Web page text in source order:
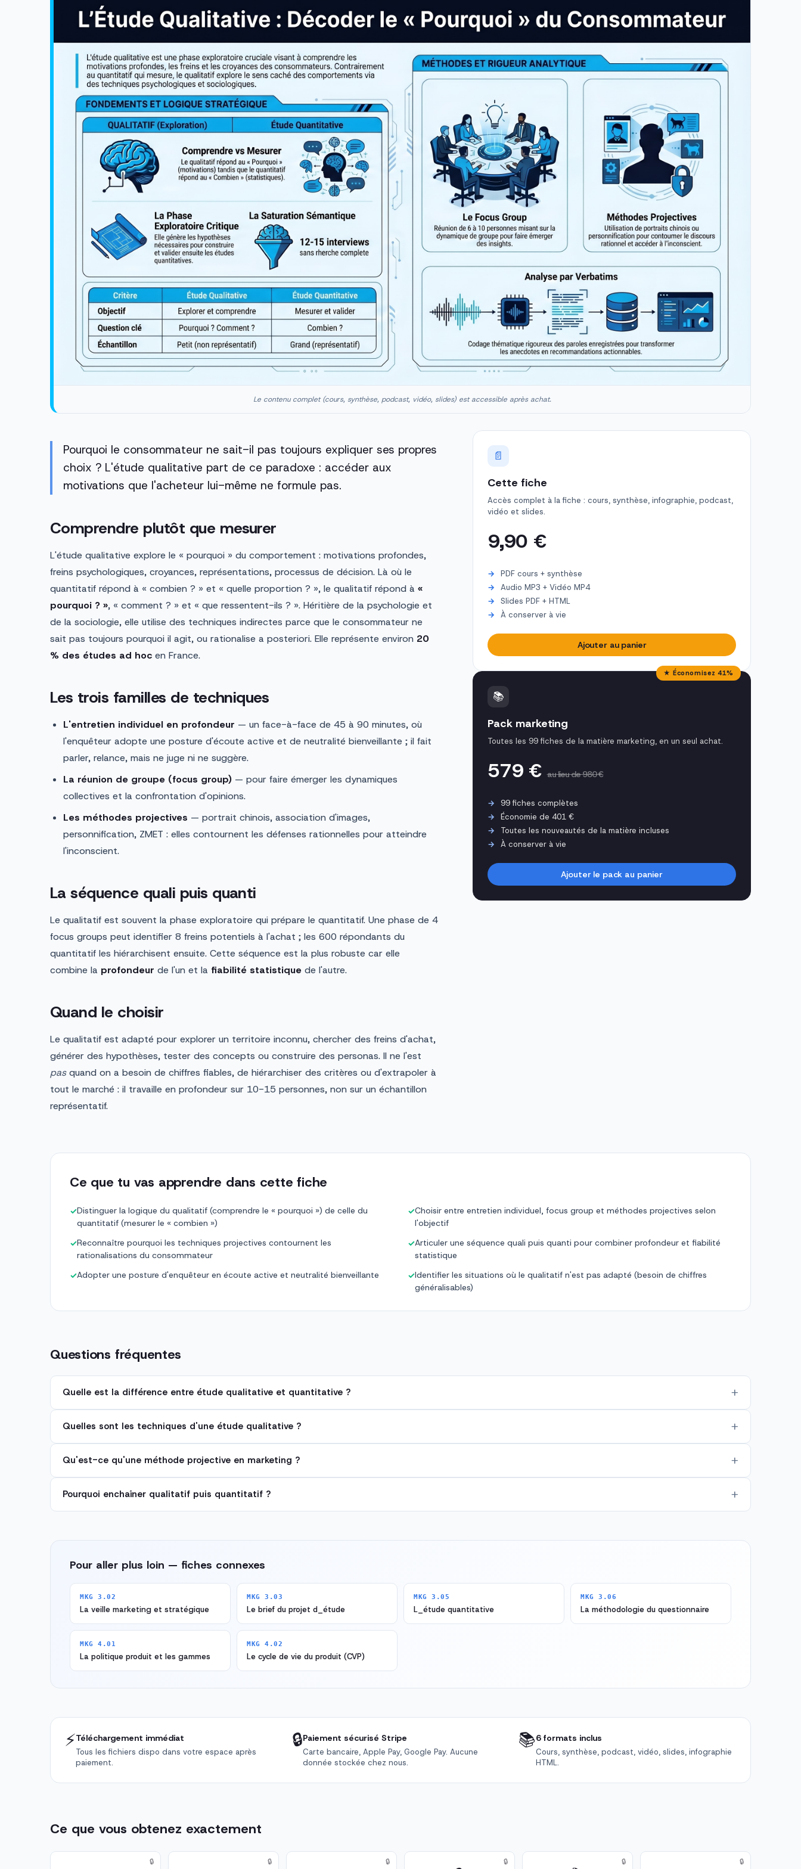
Le contenu complet (cours, synthèse, podcast, vidéo, slides) est accessible après achat.
Pourquoi le consommateur ne sait-il pas toujours expliquer ses propres
choix ? L'étude qualitative part de ce paradoxe : accéder aux
motivations que l'acheteur lui-même ne formule pas.
Comprendre plutôt que mesurer
L'étude qualitative explore le « pourquoi » du comportement : motivations profondes,
freins psychologiques, croyances, représentations, processus de décision. Là où le
quantitatif répond à « combien ? » et « quelle proportion ? », le qualitatif répond à «
pourquoi ? », « comment ? » et « que ressentent-ils ? ». Héritière de la psychologie et
de la sociologie, elle utilise des techniques indirectes parce que le consommateur ne
sait pas toujours pourquoi il agit, ou rationalise a posteriori. Elle représente environ 20
% des études ad hoc en France.
Les trois familles de techniques
L'entretien individuel en profondeur — un face-à-face de 45 à 90 minutes, où
l'enquêteur adopte une posture d'écoute active et de neutralité bienveillante ; il fait
parler, relance, mais ne juge ni ne suggère.
La réunion de groupe (focus group) — pour faire émerger les dynamiques
collectives et la confrontation d'opinions.
Les méthodes projectives — portrait chinois, association d'images,
personnification, ZMET : elles contournent les défenses rationnelles pour atteindre
l'inconscient.
La séquence quali puis quanti
Le qualitatif est souvent la phase exploratoire qui prépare le quantitatif. Une phase de 4
focus groups peut identifier 8 freins potentiels à l'achat ; les 600 répondants du
quantitatif les hiérarchisent ensuite. Cette séquence est la plus robuste car elle
combine la profondeur de l'un et la fiabilité statistique de l'autre.
Quand le choisir
Le qualitatif est adapté pour explorer un territoire inconnu, chercher des freins d'achat,
générer des hypothèses, tester des concepts ou construire des personas. Il ne l'est
pasquand on a besoin de chiffres fiables, de hiérarchiser des critères ou d'extrapoler à
tout le marché : il travaille en profondeur sur 10-15 personnes, non sur un échantillon
représentatif.
📄
Cette fiche
Accès complet à la fiche : cours, synthèse, infographie, podcast,
vidéo et slides.
9,90 €
PDF cours + synthèse
Audio MP3 + Vidéo MP4
Slides PDF + HTML
À conserver à vie
Ajouter au panier
★ Économisez 41%
📚
Pack marketing
Toutes les 99 fiches de la matière marketing, en un seul achat.
579 €au lieu de 980 €
99 fiches complètes
Économie de 401 €
Toutes les nouveautés de la matière incluses
À conserver à vie
Ajouter le pack au panier
Ce que tu vas apprendre dans cette fiche
✓Distinguer la logique du qualitatif (comprendre le « pourquoi ») de celle du
quantitatif (mesurer le « combien »)
✓Choisir entre entretien individuel, focus group et méthodes projectives selon
l'objectif
✓Reconnaître pourquoi les techniques projectives contournent les
rationalisations du consommateur
✓Articuler une séquence quali puis quanti pour combiner profondeur et fiabilité
statistique
✓Adopter une posture d'enquêteur en écoute active et neutralité bienveillante ✓Identifier les situations où le qualitatif n'est pas adapté (besoin de chiffres
généralisables)
Questions fréquentes
Quelle est la différence entre étude qualitative et quantitative ?
Quelles sont les techniques d'une étude qualitative ?
Qu'est-ce qu'une méthode projective en marketing ?
Pourquoi enchaîner qualitatif puis quantitatif ?
Pour aller plus loin — fiches connexes
MKG 3.02
La veille marketing et stratégique
MKG 3.03
Le brief du projet d_étude
MKG 3.05
L_étude quantitative
MKG 3.06
La méthodologie du questionnaire
MKG 4.01
La politique produit et les gammes
MKG 4.02
Le cycle de vie du produit (CVP)
⚡Téléchargement immédiat
Tous les fichiers dispo dans votre espace après
paiement.
🔒Paiement sécurisé Stripe
Carte bancaire, Apple Pay, Google Pay. Aucune
donnée stockée chez nous.
📚6 formats inclus
Cours, synthèse, podcast, vidéo, slides, infographie
HTML.
Ce que vous obtenez exactement
🔒 🔒 🔒 🔒 🔒 🔒